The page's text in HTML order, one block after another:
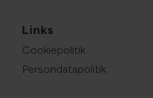
Links
Cookiepolitik
Persondatapolitik